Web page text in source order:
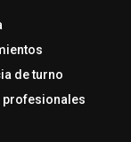
de turno
profesionales